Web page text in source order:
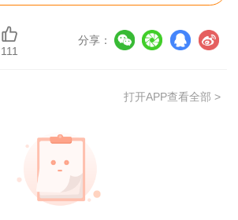
请关注本二级造价师历年试题频
111
分享：
打开APP查看全部 >